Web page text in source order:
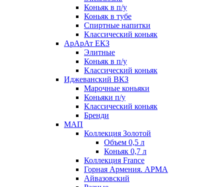
Коньяк в п/у
Коньяк в тубе
Спиртные напитки
Классический коньяк
АрАрАт ЕКЗ
Элитные
Коньяк в п/у
Классический коньяк
Иджеванский ВКЗ
Марочные коньяки
Коньяки п/у
Классический коньяк
Бренди
МАП
Коллекция Золотой
Объем 0,5 л
Коньяк 0,7 л
Коллекция France
Горная Армения. АРМА
Айвазовский